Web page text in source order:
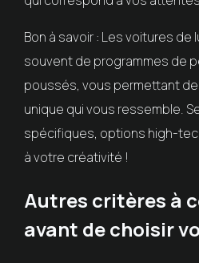
Bon à savoir : Les voitures
souvent de programmes de
poussés, vous permettant
unique qui vous ressemble.
spécifiques, options high-
à votre créativité !
Autres critères à
avant de choisir